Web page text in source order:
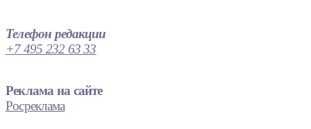
Телефон редакции
+7 495 232 63 33
Реклама на сайте
Росреклама